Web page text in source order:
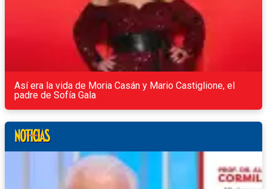
Así era la vida de Moria Casán y Mario Castiglione, el
padre de Sofía Gala